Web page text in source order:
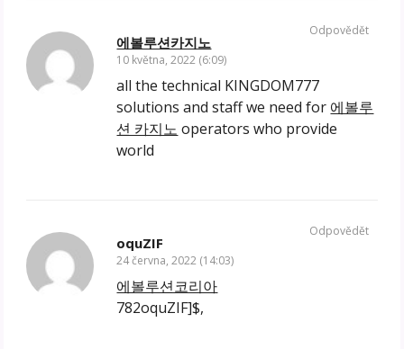
에볼루션카지노
10 května, 2022 (6:09)
all the technical KINGDOM777
solutions and staff we need for 에볼루
션 카지노 operators who provide
world
Odpovědět
oquZIF
24 června, 2022 (14:03)
에볼루션코리아
782oquZIF]$,
Odpovědět